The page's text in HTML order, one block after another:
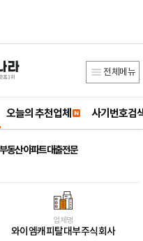
전체메뉴
오늘의 추천업체 사기번호검
동산 아파트 대출전문
업체명
와이엠캐피탈대부주식회사